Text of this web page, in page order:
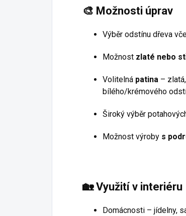
🎨 Možnosti úprav
Výběr odstínu dřeva
Možnost zlaté nebo
Volitelná patina –
bílého/krémového
Široký výběr
Možnost výroby s
🏡Využití v interiéru
Domácnosti – jídelny,